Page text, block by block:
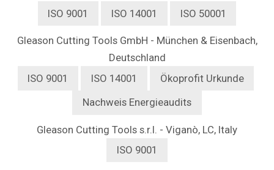
ISO 9001
ISO 14001 ISO 50001
Gleason Cutting Tools GmbH - München & Eisenbach,
Deutschland
ISO 9001
ISO 14001
Ökoprofit Urkunde
Nachweis Energieaudits
Gleason Cutting Tools s.r.l. - Viganò, LC, Italy
ISO 9001